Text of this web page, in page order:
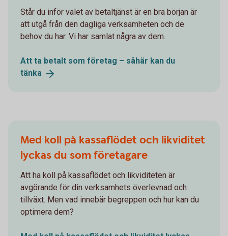
Står du inför valet av betaltjänst är en bra början är
att utgå från den dagliga verksamheten och de
behov du har. Vi har samlat några av dem.
Att ta betalt som företag – såhär kan du
tänka
Med koll på kassaflödet och likviditet
lyckas du som företagare
Att ha koll på kassaflödet och likviditeten är
avgörande för din verksamhets överlevnad och
tillväxt. Men vad innebär begreppen och hur kan du
optimera dem?